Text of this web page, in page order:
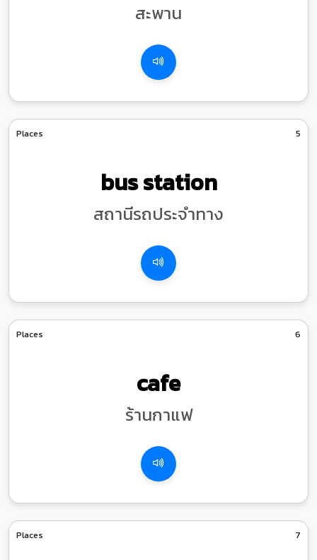
สะพาน
Places 5
bus station
สถานีรถประจำทาง
Places 6
cafe
ร้านกาแฟ
Places 7